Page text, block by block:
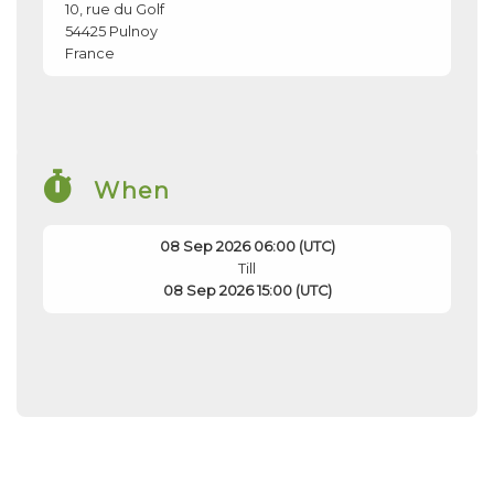
10, rue du Golf
54425 Pulnoy
France
When
08 Sep 2026 06:00 (UTC)
Till
08 Sep 2026 15:00 (UTC)